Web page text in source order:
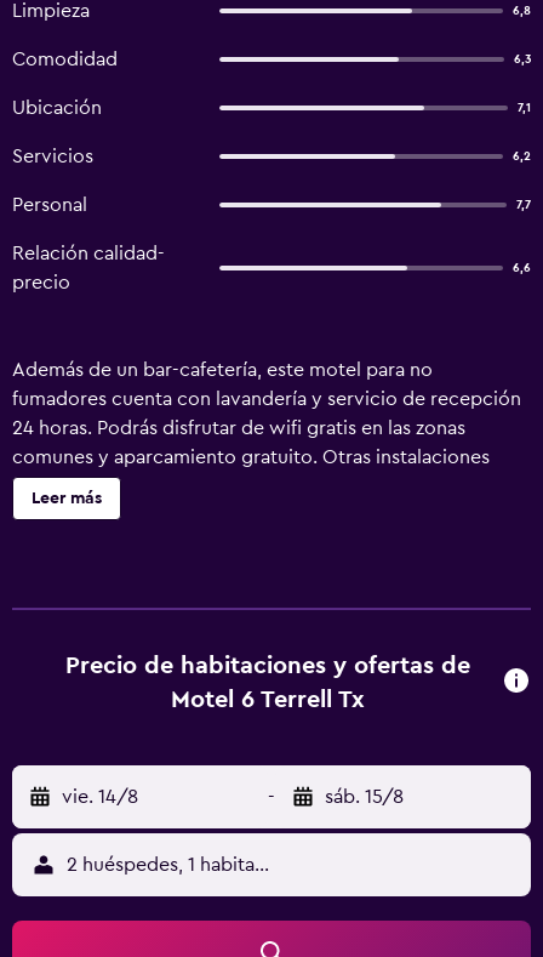
Limpieza 6,8
Comodidad 6,3
Ubicación 7,1
Servicios 6,2
Personal 7,7
Relación calidad-
precio
6,6
Además de un bar-cafetería, este motel para no
fumadores cuenta con lavandería y servicio de recepción
24 horas. Podrás disfrutar de wifi gratis en las zonas
comunes y aparcamiento gratuito. Otras instalaciones
incluyen asistencia turística y para la compra de entradas
y una máquina expendedora. Motel 6 Terrell, TX tiene 49
acceso a Internet wifi gratis (velocidad: 100 Mbps o más
(para 1 o 2 personas, o hasta 6 dispositivos)). Los servicios
Leer más
Precio de habitaciones y ofertas de
Motel 6 Terrell Tx
vie. 14/8 - sáb. 15/8
2 huéspedes, 1 habitación